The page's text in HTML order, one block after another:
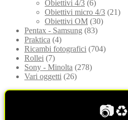
Obiettivi 4/3 (6)
Obiettivi micro 4/3 (21)
Obiettivi OM (30)
Pentax - Samsung (83)
Praktica (4)
Ricambi fotografici (704)
Rollei (7)
Sony - Minolta (278)
Vari oggetti (26)
📷♻️